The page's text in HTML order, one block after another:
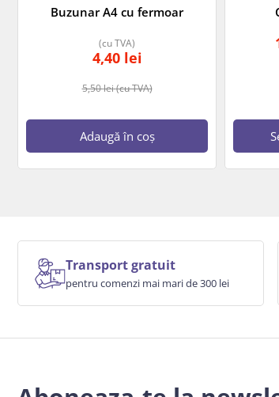
Buzunar A4 cu fermoar
5,50lei(cu TVA)
4,40 lei
(cu TVA)
Adaugă în coș
Transport gratuit
pentru comenzi mai mari de 300 lei